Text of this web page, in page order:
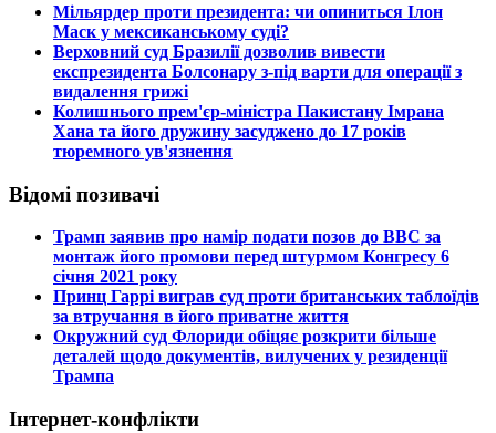
​Мільярдер проти президента: чи опиниться Ілон
Маск у мексиканському суді?
​Верховний суд Бразилії дозволив вивести
експрезидента Болсонару з-під варти для операції з
видалення грижі
​Колишнього прем'єр-міністра Пакистану Імрана
Хана та його дружину засуджено до 17 років
тюремного ув'язнення
Відомі позивачі
​Трамп заявив про намір подати позов до ВВС за
монтаж його промови перед штурмом Конгресу 6
січня 2021 року
​Принц Гаррі виграв суд проти британських таблоїдів
за втручання в його приватне життя
​Окружний суд Флориди обіцяє розкрити більше
деталей щодо документів, вилучених у резиденції
Трампа
Інтернет-конфлікти